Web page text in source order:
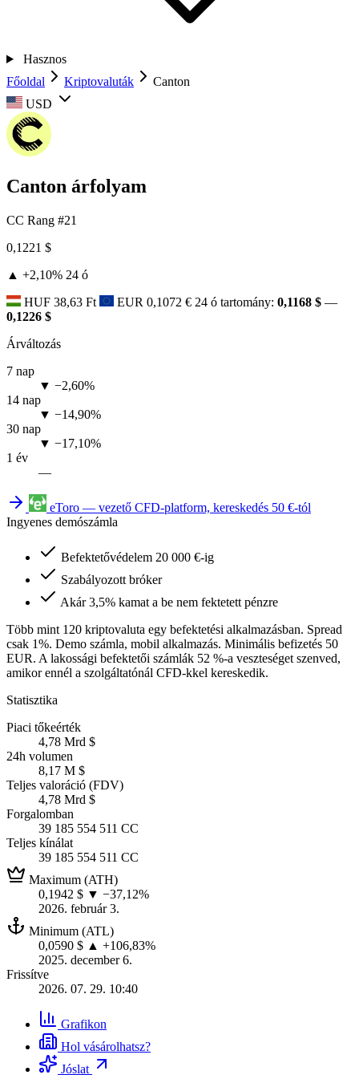
Hasznos
Főoldal
Kriptovaluták
Canton
USD
Canton árfolyam
CC Rang #21
0,1221 $
▲ +2,10% 24 ó
HUF 38,63 Ft EUR 0,1072 € 24 ó tartomány: 0,1168 $ —
0,1226 $
Árváltozás
7 nap
▼ −2,60%
14 nap
▼ −14,90%
30 nap
▼ −17,10%
1 év
—
eToro — vezető CFD-platform, kereskedés 50 €-tól
Ingyenes demószámla
Befektetővédelem 20 000 €-ig
Szabályozott bróker
Akár 3,5% kamat a be nem fektetett pénzre
Több mint 120 kriptovaluta egy befektetési alkalmazásban. Spread
csak 1%. Demo számla, mobil alkalmazás. Minimális befizetés 50
EUR. A lakossági befektetői számlák 52 %-a veszteséget szenved,
amikor ennél a szolgáltatónál CFD-kkel kereskedik.
Statisztika
Piaci tőkeérték
4,78 Mrd $
24h volumen
8,17 M $
Teljes valoráció (FDV)
4,78 Mrd $
Forgalomban
39 185 554 511 CC
Teljes kínálat
39 185 554 511 CC
Maximum (ATH)
0,1942 $ ▼ −37,12%
2026. február 3.
Minimum (ATL)
0,0590 $ ▲ +106,83%
2025. december 6.
Frissítve
2026. 07. 29. 10:40
Grafikon
Hol vásárolhatsz?
Jóslat